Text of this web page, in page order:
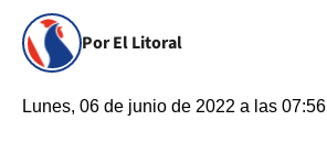
Por El Litoral
Lunes, 06 de junio de 2022 a las 07:56